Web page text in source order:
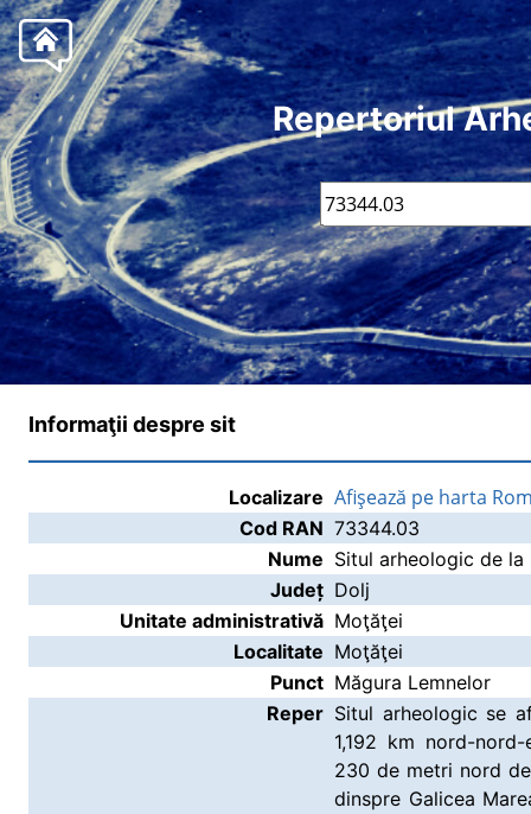
Repertoriul
Informaţii despre sit
Localizare Afişează pe harta
Cod RAN 73344.03
Nume Situl arheologic de
Județ Dolj
Unitate administrativă Moţăţei
Localitate Moţăţei
Punct Măgura Lemnelor
Reper Situl arheologic se
1,192 km nord-
230 de metri nord
dinspre Galicea